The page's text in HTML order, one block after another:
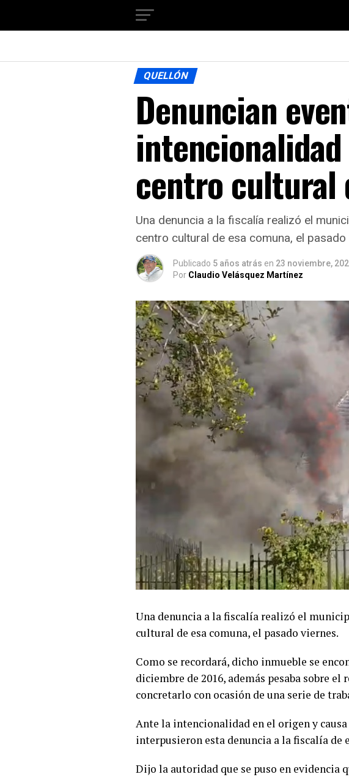
QUELLÓN
Denuncian
centro cultural
Una denuncia a la fiscalía realizó el
centro cultural de esa comuna, el pasado
Publicado 5 años atrás en 23 noviembre,
Por Claudio Velásquez Martínez
Una denuncia a la fiscalía realizó el
cultural de esa comuna, el pasado viernes.
Como se recordará, dicho inmueble se
diciembre de 2016, además pesaba sobre
concretarlo con ocasión de una serie de
Ante la intencionalidad en el origen y
interpusieron esta denuncia a la fiscalía de
Dijo la autoridad que se puso en evidencia